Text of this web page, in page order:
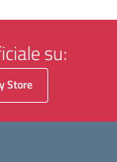
su:
Store